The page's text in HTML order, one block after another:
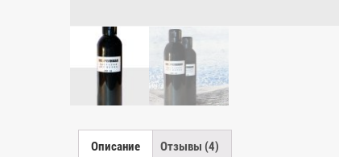
Описание Отзывы (4)